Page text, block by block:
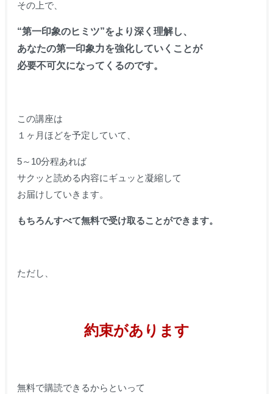
その上で、
“第一印象のヒミツ”をより深く理解し、
あなたの第一印象力を強化していくことが
必要不可欠になってくるのです。
この講座は
１ヶ月ほどを予定していて、
5～10分程あれば
サクッと読める内容にギュッと凝縮して
お届けしていきます。
もちろんすべて無料で受け取ることができます。
ただし、
約束があります
無料で購読できるからといって